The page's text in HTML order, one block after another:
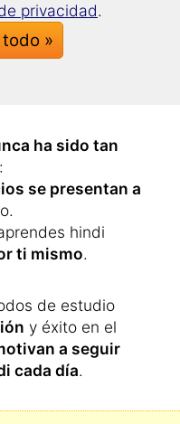
tecnología de
podrás
ha sido tan
:
se presentan a
hindi
ti mismo.
de estudio
y éxito en el
a seguir
cada día.
privacidad.
»